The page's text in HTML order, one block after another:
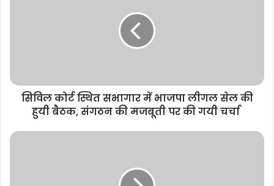
सिविल कोर्ट स्थित सभागार में भाजपा लीगल सेल की
हुयी बैठक, संगठन की मजबूती पर की गयी चर्चा